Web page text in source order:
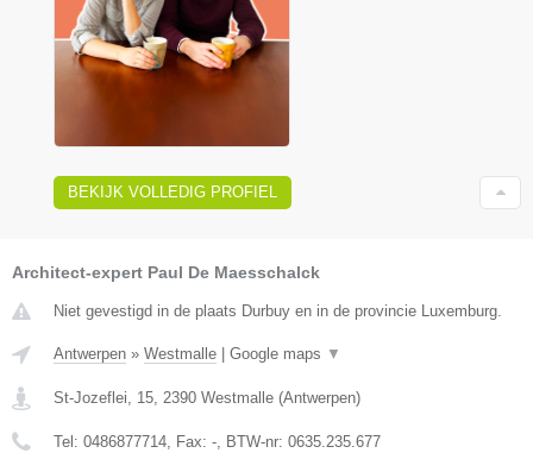
BEKIJK VOLLEDIG PROFIEL
Architect-expert Paul De Maesschalck
Niet gevestigd in de plaats Durbuy en in de provincie Luxemburg.
Antwerpen » Westmalle Google maps ▼
St-Jozeflei, 15, 2390 Westmalle (Antwerpen)
Tel: 0486877714, Fax: -, BTW-nr: 0635.235.677